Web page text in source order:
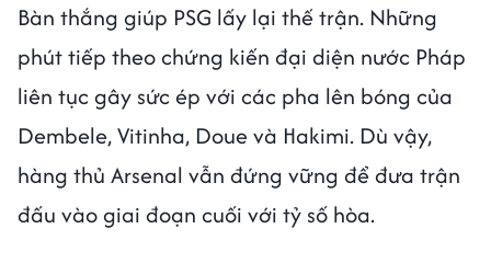
Bàn thắng giúp PSG lấy lại thế trận. Những
phút tiếp theo chứng kiến đại diện nước Pháp
liên tục gây sức ép với các pha lên bóng của
Dembele, Vitinha, Doue và Hakimi. Dù vậy,
hàng thủ Arsenal vẫn đứng vững để đưa trận
đấu vào giai đoạn cuối với tỷ số hòa.